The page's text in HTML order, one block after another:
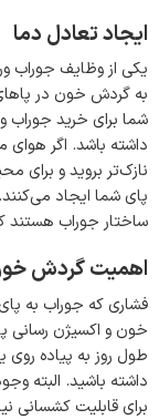
ایجاد تعادل دما
یکی از وظایف جوراب
به گردش خون در
شما برای خرید
داشته باشد. اگر
ناز‌ک‌تر بروید و برای
پای شما ایجاد
ساختار جوراب هستند
اهمیت گردش
فشاری که جوراب به
خون و اکسیژن رسانی
طول روز به پیاده
داشته باشید. البته
برای قابلیت